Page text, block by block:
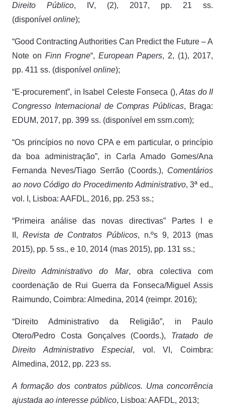
Direito Público, IV, (2), 2017, pp. 21 ss.
(disponível online);
“Good Contracting Authorities Can Predict the Future – A
Note on Finn Frogne“, European Papers, 2, (1), 2017,
pp. 411 ss. (disponível online);
“E-procurement”, in Isabel Celeste Fonseca (), Atas do II
Congresso Internacional de Compras Públicas, Braga:
EDUM, 2017, pp. 399 ss. (disponível em ssrn.com);
“Os princípios no novo CPA e em particular, o princípio
da boa administração”, in Carla Amado Gomes/Ana
Fernanda Neves/Tiago Serrão (Coords.), Comentários
ao novo Código do Procedimento Administrativo, 3ª ed.,
vol. I, Lisboa: AAFDL, 2016, pp. 253 ss.;
“Primeira análise das novas directivas” Partes I e
II, Revista de Contratos Públicos, n.ºs 9, 2013 (mas
2015), pp. 5 ss., e 10, 2014 (mas 2015), pp. 131 ss.;
Direito Administrativo do Mar, obra colectiva com
coordenação de Rui Guerra da Fonseca/Miguel Assis
Raimundo, Coimbra: Almedina, 2014 (reimpr. 2016);
“Direito Administrativo da Religião”, in Paulo
Otero/Pedro Costa Gonçalves (Coords.), Tratado de
Direito Administrativo Especial, vol. VI, Coimbra:
Almedina, 2012, pp. 223 ss.
A formação dos contratos públicos. Uma concorrência
ajustada ao interesse público, Lisboa: AAFDL, 2013;